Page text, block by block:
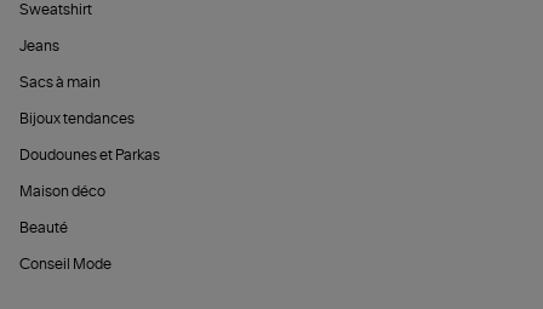
Sweatshirt
Jeans
Sacs à main
Bijoux tendances
Doudounes et Parkas
Maison déco
Beauté
Conseil Mode